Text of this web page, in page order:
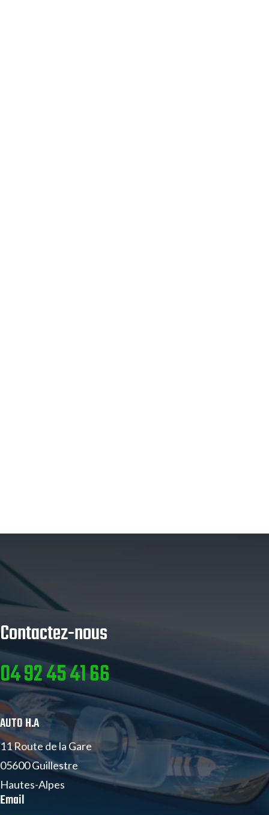
Contactez-nous
04 92 45 41 66
AUTO H.A
11 Route de la Gare
05600 Guillestre
Hautes-Alpes
Email